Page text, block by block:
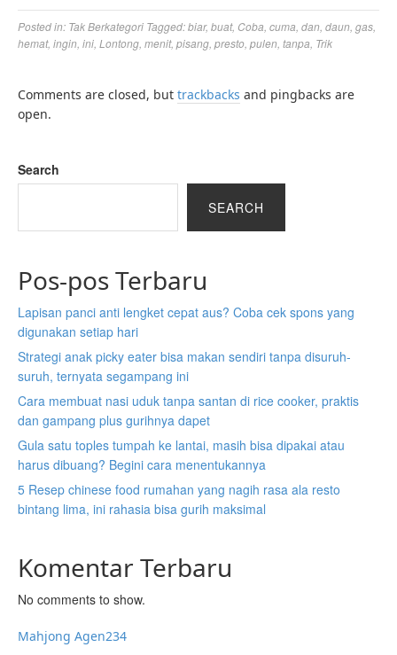
Posted in: Tak Berkategori Tagged:biar, buat, Coba cuma dan daun gas
hemat, ingin ini Lontong menit, pisang presto pulen tanpa Trik
Comments are closed, but trackbacks and pingbacks are
open.
Search
SEARCH
Pos-pos Terbaru
Lapisan panci anti lengket cepat aus? Coba cek spons yang
digunakan setiap hari
Strategi anak picky eater bisa makan sendiri tanpa disuruh-
suruh, ternyata segampang ini
Cara membuat nasi uduk tanpa santan di rice cooker, praktis
dan gampang plus gurihnya dapet
Gula satu toples tumpah ke lantai, masih bisa dipakai atau
harus dibuang? Begini cara menentukannya
5 Resep chinese food rumahan yang nagih rasa ala resto
bintang lima, ini rahasia bisa gurih maksimal
Komentar Terbaru
No comments to show.
Mahjong Agen234